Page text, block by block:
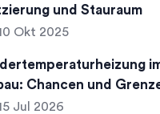
und Stauraum
Okt 2025
Chancen und
Jul 2026